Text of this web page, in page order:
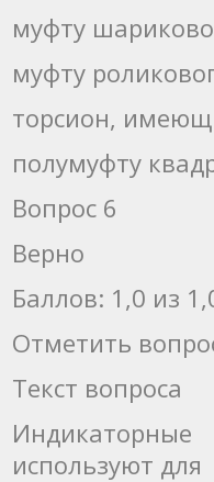
муфту
муфту
торсион,
полумуфту
Вопрос 6
Верно
Баллов: 1,0 из
Отметить
Текст вопроса
используют для